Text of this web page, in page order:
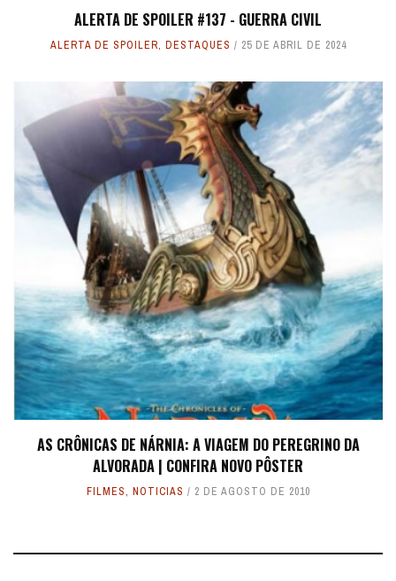
ALERTA DE SPOILER #137 - GUERRA CIVIL
ALERTA DE SPOILER, DESTAQUES 25 DE ABRIL DE 2024
AS CRÔNICAS DE NÁRNIA: A VIAGEM DO PEREGRINO DA
ALVORADA | CONFIRA NOVO PÔSTER
FILMES, NOTICIAS 2 DE AGOSTO DE 2010